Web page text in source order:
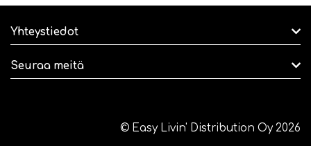
Yhteystiedot
Seuraa meitä
© Easy Livin' Distribution Oy 2026